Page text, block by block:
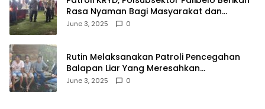
Rasa Nyaman Bagi Masyarakat dan
Antisipasi Aksi Menjurus Premanisme
June 3, 2025 0
Rutin Melaksanakan Patroli Pencegahan
Balapan Liar Yang Meresahkan
Masyarakat, Polsek Soromandi
June 3, 2025 0